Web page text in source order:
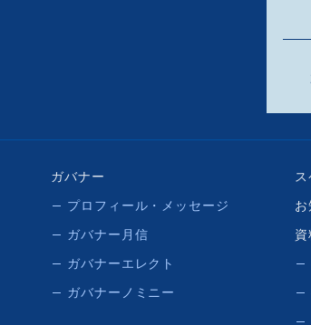
ガバナー
プロフィール・メッセージ
ガバナー月信
ガバナーエレクト
ガバナーノミニー
お
資